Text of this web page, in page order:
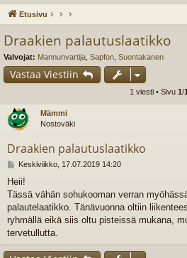
ku
ua
ee
Etusivu
Draakien palautuslaatikko
Valvojat: Mannunvartija Sapfon Suontakanen
Vastaa Viestiin
1 viesti • Sivu 1/1
Mämmi
Nostoväki
Draakien palautuslaatikko
V
e
s
t
i
Keskiviikko, 17.07.2019 14:20
Heii!
Tässä vähän sohukooman verran
palautelaatikko. Tänävuonna oltiin
ryhmällä eikä siis oltu pisteissä mukana,
tervetullutta.